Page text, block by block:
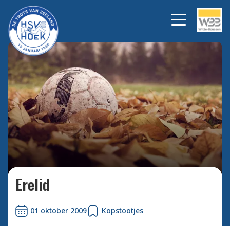
Bekijk alle foto's
Erelid
01 oktober 2009 Kopstootjes